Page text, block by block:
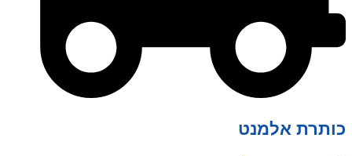
כותרת אלמנט